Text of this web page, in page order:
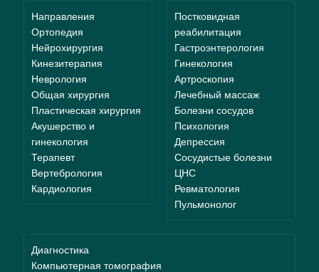
Направления
Ортопедия
Нейрохирургия
Кинезитерапия
Неврология
Общая хирургия
Пластическая хирургия
Акушерство и
гинекология
Терапевт
Вертебрология
Кардиология
Постковидная
реабилитация
Гастроэнтерология
Гинекология
Артроскопия
Лечебный массаж
Болезни сосудов
Психология
Депрессия
Сосудистые болезни
ЦНС
Ревматология
Пульмонолог
Диагностика
Компьютерная томография